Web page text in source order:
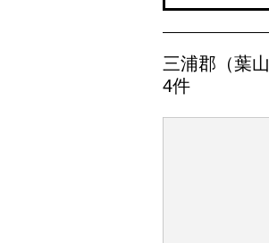
三浦郡（葉
4件